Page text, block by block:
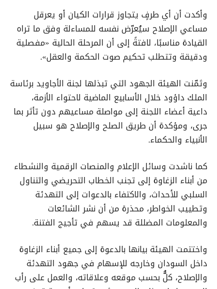
وأكدت أن أي طرفٍ يتجاوز قرارات الكيان أو يعرقل
مساعي الإصلاح سيُعرّض نفسه للمساءلة وفق ما تراه
القيادة مناسبًا، لافتةً إلى أن المرحلة الحالية «مفصلية
ودقيقة وتتطلب تحكيم صوت الحكمة والعقل».
وثمّنت الهيئة الجهود التي تبذلها لجنة الأجاويد برئاسة
الملك داؤود خلال الأسابيع الماضية لاحتواء الأزمة،
داعية أعضاء اللجنة إلى مواصلة مساعيهم دون تأثر بما
جرى، ومؤكدة أن طريق الصلح والإصلاح هو سبيل
الأنبياء والحكماء.
كما ناشدت وسائل الإعلام والمنصات الرقمية والنشطاء
من أبناء الزغاوة إلى تجنب الخطاب التحريضي والتناول
السلبي للأحداث، والاكتفاء بالدعوات إلى التهدئة
وتطييب الخواطر، محذرة من أن نشر الشائعات
والمعلومات المضللة قد يسهم في تأجيج الفتنة.
واختتمت الهيئة بيانها بالدعوة إلى جميع أبناء الزغاوة
داخل السودان وخارجه للإسهام في جهود التهدئة
والإصلاح، كلٌّ بحسب موقعه وعلاقاته، والعمل على رأب